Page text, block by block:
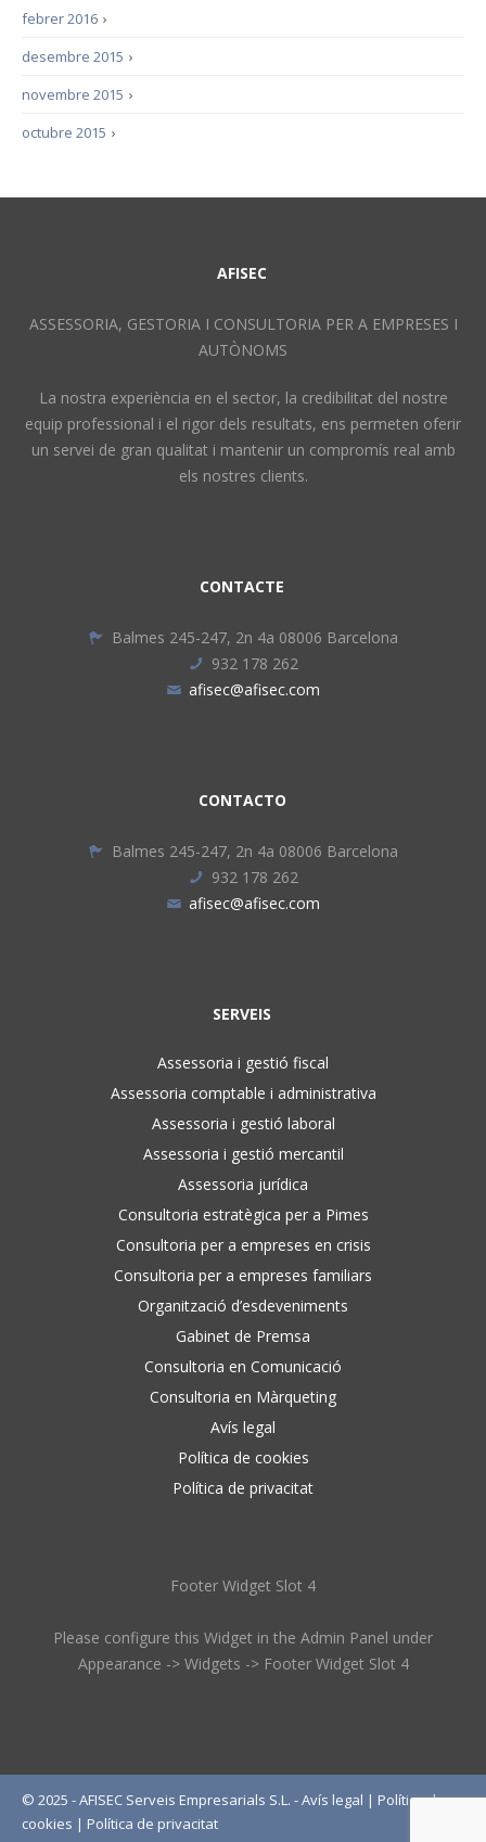
›
febrer 2016
›
desembre 2015
›
novembre 2015
›
octubre 2015
AFISEC
ASSESSORIA, GESTORIA I CONSULTORIA PER A EMPRESES I
AUTÒNOMS
La nostra experiència en el sector, la credibilitat del nostre
equip professional i el rigor dels resultats, ens permeten oferir
un servei de gran qualitat i mantenir un compromís real amb
els nostres clients.
CONTACTE
Balmes 245-247, 2n 4a 08006 Barcelona
932 178 262
afisec@afisec.com
CONTACTO
Balmes 245-247, 2n 4a 08006 Barcelona
932 178 262
afisec@afisec.com
SERVEIS
Assessoria i gestió fiscal
Assessoria comptable i administrativa
Assessoria i gestió laboral
Assessoria i gestió mercantil
Assessoria jurídica
Consultoria estratègica per a Pimes
Consultoria per a empreses en crisis
Consultoria per a empreses familiars
Organització d’esdeveniments
Gabinet de Premsa
Consultoria en Comunicació
Consultoria en Màrqueting
Avís legal
Política de cookies
Política de privacitat
Footer Widget Slot 4
Please configure this Widget in the Admin Panel under
Appearance -> Widgets -> Footer Widget Slot 4
© 2025 - AFISEC Serveis Empresarials S.L. -Avís legal | Política de
cookies | Política de privacitat